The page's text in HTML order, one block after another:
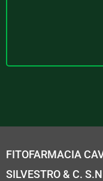
FITOFARMACIA
SILVESTRO & C.